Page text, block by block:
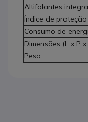
Altifalantes
Índice de proteção
Consumo de
Dimensões (L x P x
Peso